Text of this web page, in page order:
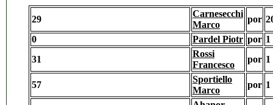
29
Carnesecchi
Marco
por
0
Pardel Piotr por 1
31
Rossi
Francesco
por 1
57
Sportiello
Marco
por 1